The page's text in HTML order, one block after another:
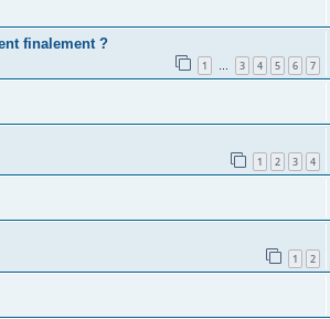
finalement ?
1 … 3 4 5 6 7
1 2 3 4
1 2